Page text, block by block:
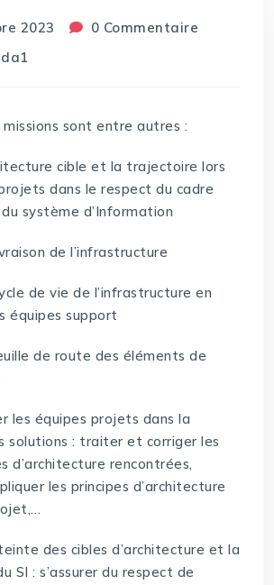
2023
0 Commentaire
missions sont entre autres :
cible et la trajectoire lors
dans le respect du cadre
système d’Information
de l’infrastructure
de vie de l’infrastructure en
équipes support
de route des éléments de
les équipes projets dans la
solutions : traiter et corriger les
d’architecture rencontrées,
les principes d’architecture
des cibles d’architecture et la
SI : s’assurer du respect de